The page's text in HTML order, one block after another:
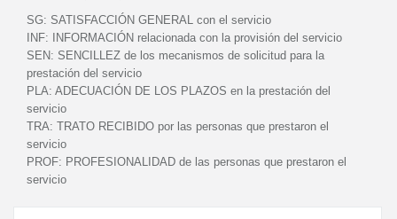
SG: SATISFACCIÓN GENERAL con el servicio
INF:
INFORMACIÓN relacionada con la provisión del servicio
SEN: SENCILLEZ de los mecanismos de solicitud para la
prestación del servicio
PLA: ADECUACIÓN DE LOS PLAZOS en la prestación del
servicio
TRA: TRATO RECIBIDO por las personas que prestaron el
servicio
PROF: PROFESIONALIDAD de las personas que prestaron el
servicio